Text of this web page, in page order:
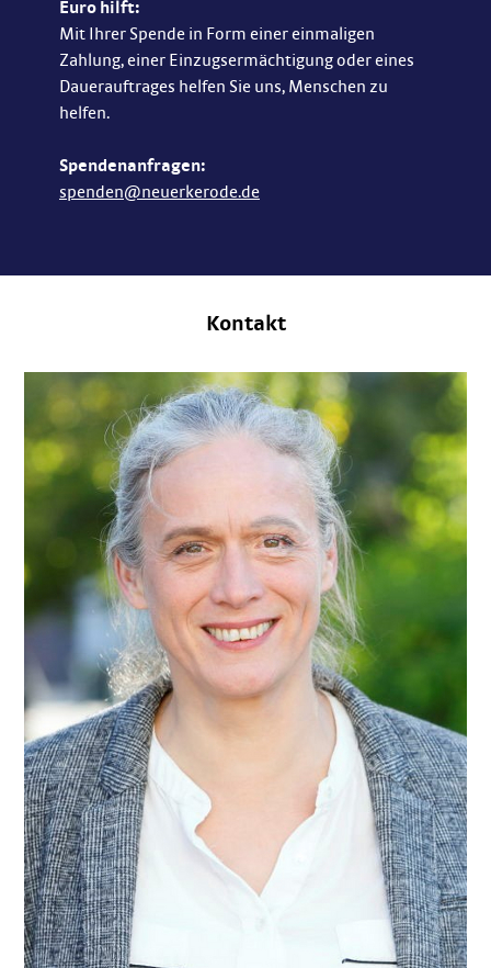
Euro hilft:
Mit Ihrer Spende in Form einer einmaligen
Zahlung, einer Einzugsermächtigung oder eines
Dauerauftrages helfen Sie uns, Menschen zu
helfen.
Spendenanfragen:
spenden@neuerkerode.de
Kontakt